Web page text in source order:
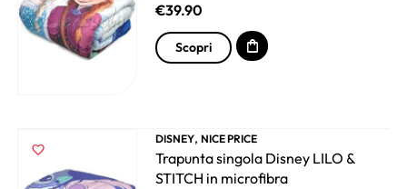
€39.90
Scopri
DISNEY, NICE PRICE
Trapunta singola Disney LILO &
STITCH in microfibra